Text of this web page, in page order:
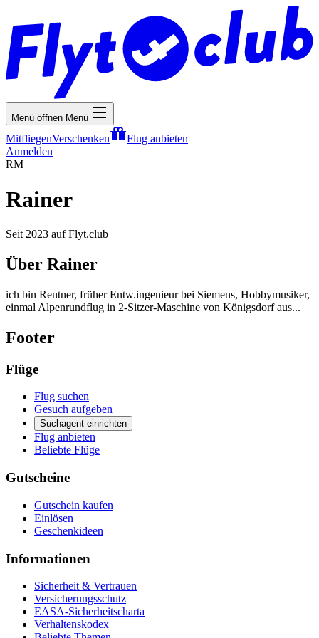
Menü öffnen Menü
MitfliegenVerschenken
Flug anbieten
Anmelden
RM
Rainer
Seit 2023 auf Flyt.club
Über Rainer
ich bin Rentner, früher Entw.ingenieur bei Siemens, Hobbymusiker,
einmal Alpenrundflug in 2-Sitzer-Maschine von Königsdorf aus...
Footer
Flüge
Flug suchen
Gesuch aufgeben
Suchagent einrichten
Flug anbieten
Beliebte Flüge
Gutscheine
Gutschein kaufen
Einlösen
Geschenkideen
Informationen
Sicherheit & Vertrauen
Versicherungsschutz
EASA-Sicherheitscharta
Verhaltenskodex